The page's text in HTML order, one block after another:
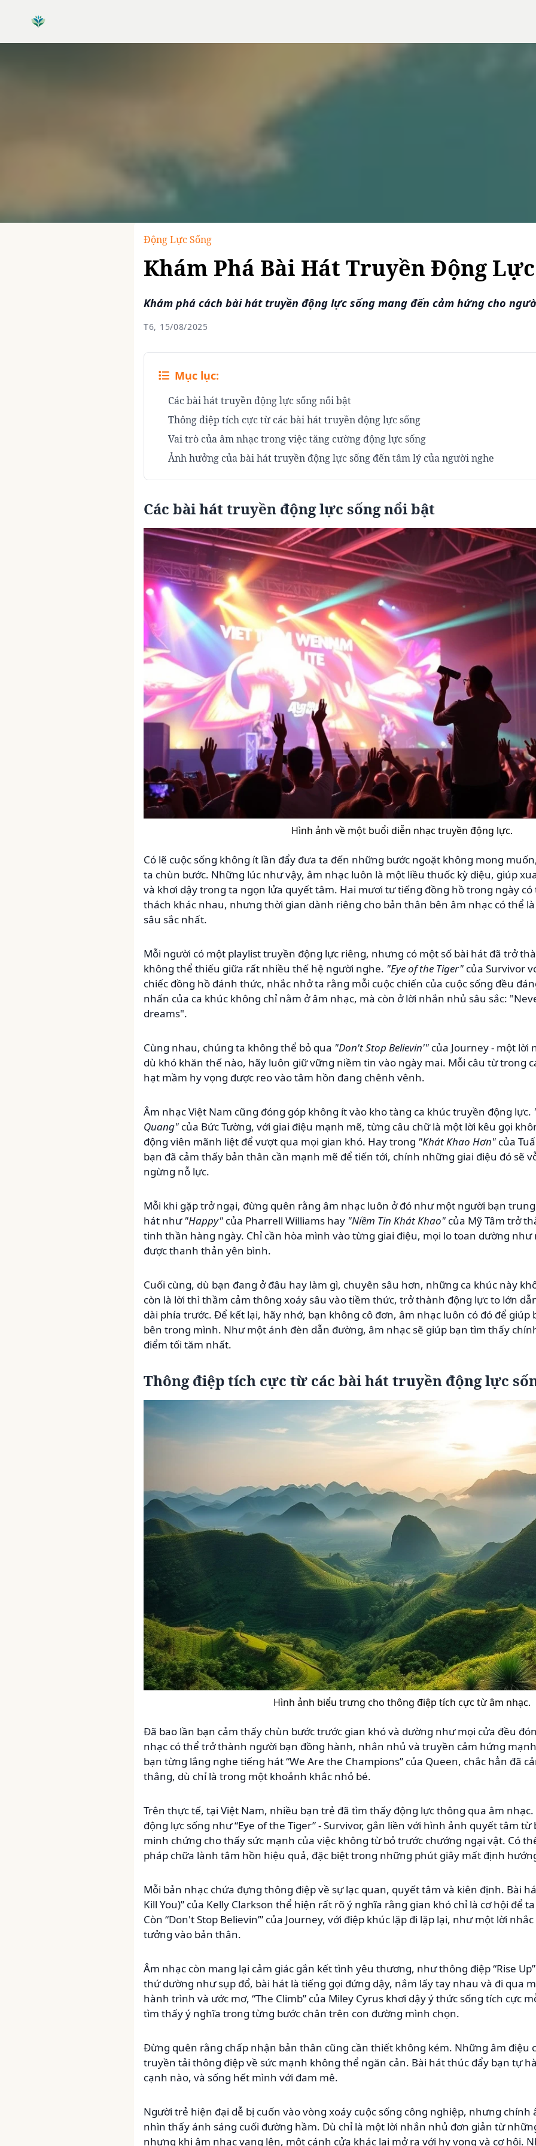
Động Lực Sống
Khám Phá Bài Hát Truyền Động
Khám phá cách bài hát truyền động lực sống mang đến cảm hứng cho
T6, 15/08/2025
Mục lục:
Các bài hát truyền động lực sống nổi bật
Thông điệp tích cực từ các bài hát truyền động lực sống
Vai trò của âm nhạc trong việc tăng cường động lực sống
Ảnh hưởng của bài hát truyền động lực sống đến tâm lý của người nghe
Các bài hát truyền động lực sống nổi bật
Hình ảnh về một buổi diễn nhạc truyền động lực.
Có lẽ cuộc sống không ít lần đẩy đưa ta đến những bước ngoặt không mong
ta chùn bước. Những lúc như vậy, âm nhạc luôn là một liều thuốc kỳ diệu, giúp
và khơi dậy trong ta ngọn lửa quyết tâm. Hai mươi tư tiếng đồng hồ trong ngày
thách khác nhau, nhưng thời gian dành riêng cho bản thân bên âm nhạc có thể
sâu sắc nhất.
Mỗi người có một playlist truyền động lực riêng, nhưng có một số bài hát đã trở
không thể thiếu giữa rất nhiều thế hệ người nghe. "Eye of the Tiger" của Survivor
chiếc đồng hồ đánh thức, nhắc nhở ta rằng mỗi cuộc chiến của cuộc sống đều
nhấn của ca khúc không chỉ nằm ở âm nhạc, mà còn ở lời nhắn nhủ sâu sắc:
dreams".
Cùng nhau, chúng ta không thể bỏ qua "Don't Stop Believin'" của Journey - một
dù khó khăn thế nào, hãy luôn giữ vững niềm tin vào ngày mai. Mỗi câu từ trong
hạt mầm hy vọng được reo vào tâm hồn đang chênh vênh.
Âm nhạc Việt Nam cũng đóng góp không ít vào kho tàng ca khúc truyền động lực.
Quang" của Bức Tường, với giai điệu mạnh mẽ, từng câu chữ là một lời kêu gọi
động viên mãnh liệt để vượt qua mọi gian khó. Hay trong "Khát Khao Hơn" của
bạn đã cảm thấy bản thân cần mạnh mẽ để tiến tới, chính những giai điệu đó sẽ
ngừng nỗ lực.
Mỗi khi gặp trở ngại, đừng quên rằng âm nhạc luôn ở đó như một người bạn
hát như "Happy" của Pharrell Williams hay "Niềm Tin Khát Khao" của Mỹ Tâm trở
tinh thần hàng ngày. Chỉ cần hòa mình vào từng giai điệu, mọi lo toan dường
được thanh thản yên bình.
Cuối cùng, dù bạn đang ở đâu hay làm gì, chuyên sâu hơn, những ca khúc này
còn là lời thì thầm cảm thông xoáy sâu vào tiềm thức, trở thành động lực to lớn
dài phía trước. Để kết lại, hãy nhớ, bạn không cô đơn, âm nhạc luôn có đó để giúp
bên trong mình. Như một ánh đèn dẫn đường, âm nhạc sẽ giúp bạn tìm thấy
điểm tối tăm nhất.
Thông điệp tích cực từ các bài hát truyền động lực
Hình ảnh biểu trưng cho thông điệp tích cực từ âm nhạc.
Đã bao lần bạn cảm thấy chùn bước trước gian khó và dường như mọi cửa đều
nhạc có thể trở thành người bạn đồng hành, nhắn nhủ và truyền cảm hứng
bạn từng lắng nghe tiếng hát “We Are the Champions” của Queen, chắc hẳn đã
thắng, dù chỉ là trong một khoảnh khắc nhỏ bé.
Trên thực tế, tại Việt Nam, nhiều bạn trẻ đã tìm thấy động lực thông qua âm
động lực sống như “Eye of the Tiger” - Survivor, gắn liền với hình ảnh quyết tâm từ
minh chứng cho thấy sức mạnh của việc không từ bỏ trước chướng ngại vật. Có
pháp chữa lành tâm hồn hiệu quả, đặc biệt trong những phút giây mất định
Mỗi bản nhạc chứa đựng thông điệp về sự lạc quan, quyết tâm và kiên định. Bài
Kill You)” của Kelly Clarkson thể hiện rất rõ ý nghĩa rằng gian khó chỉ là cơ hội để
Còn “Don't Stop Believin’” của Journey, với điệp khúc lặp đi lặp lại, như một lời
tưởng vào bản thân.
Âm nhạc còn mang lại cảm giác gắn kết tình yêu thương, như thông điệp “Rise
thứ dường như sụp đổ, bài hát là tiếng gọi đứng dậy, nắm lấy tay nhau và đi qua
hành trình và ước mơ, “The Climb” của Miley Cyrus khơi dậy ý thức sống tích cực
tìm thấy ý nghĩa trong từng bước chân trên con đường mình chọn.
Đừng quên rằng chấp nhận bản thân cũng cần thiết không kém. Những âm điệu
truyền tải thông điệp về sức mạnh không thể ngăn cản. Bài hát thúc đẩy bạn tự
cạnh nào, và sống hết mình với đam mê.
Người trẻ hiện đại dễ bị cuốn vào vòng xoáy cuộc sống công nghiệp, nhưng chính
nhìn thấy ánh sáng cuối đường hầm. Dù chỉ là một lời nhắn nhủ đơn giản từ
nhưng khi âm nhạc vang lên, một cánh cửa khác lại mở ra với hy vọng và cơ hội.